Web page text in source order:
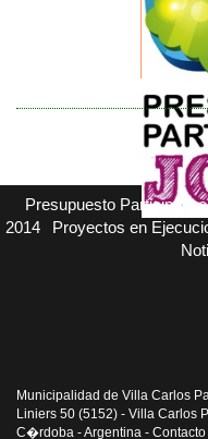
Presupuesto Participativo
2014
Proyectos en
Municipalidad de Villa Carlos
Liniers 50 (5152) - Villa Carlos
C�rdoba - Argentina - Contacto